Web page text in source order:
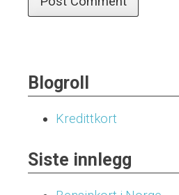
Blogroll
Kredittkort
Siste innlegg